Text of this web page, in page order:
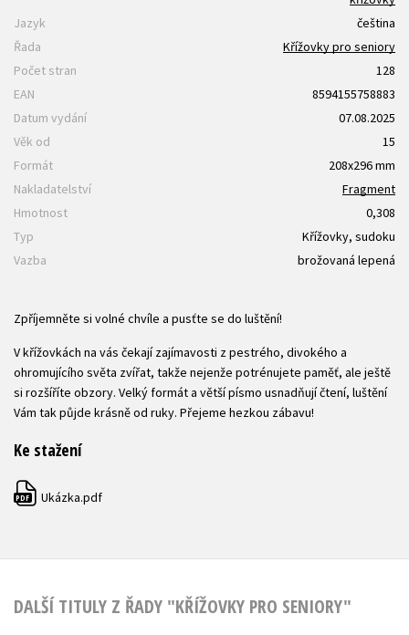
Jazyk
čeština
Řada
Křížovky pro seniory
Počet stran
128
EAN
8594155758883
Datum vydání
07.08.2025
Věk od
15
Formát
208x296 mm
Nakladatelství
Fragment
Hmotnost
0,308
Typ
Křížovky, sudoku
Vazba
brožovaná lepená
Zpříjemněte si volné chvíle a pusťte se do luštění!
V křížovkách na vás čekají zajímavosti z pestrého, divokého a
ohromujícího světa zvířat, takže nejenže potrénujete paměť, ale ještě
si rozšíříte obzory. Velký formát a větší písmo usnadňují čtení, luštění
Vám tak půjde krásně od ruky. Přejeme hezkou zábavu!
Ke stažení
PDF Ukázka.pdf
DALŠÍ TITULY Z ŘADY "KŘÍŽOVKY PRO SENIORY"